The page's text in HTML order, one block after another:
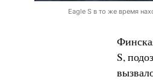
Eagle S в то же время
S,